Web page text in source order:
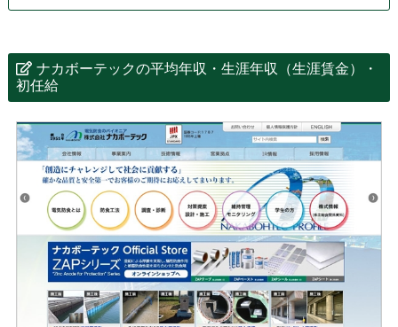
ナカボーテックの平均年収・生涯年収（生涯賃金）・
初任給